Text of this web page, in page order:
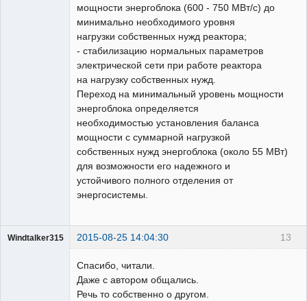
мощности энергоблока (600 - 750 МВт/с) до
минимально необходимого уровня
нагрузки собственных нужд реактора;
- стабилизацию нормальных параметров
электрической сети при работе реактора
на нагрузку собственных нужд.
Переход на минимальный уровень мощности
энергоблока определяется
необходимостью установления баланса
мощности с суммарной нагрузкой
собственных нужд энергоблока (около 55 МВт)
для возможности его надежного и
устойчивого полного отделения от
энергосистемы.
13
Windtalker315 2015-08-25 14:04:30
Спасибо, читали.
Даже с автором общались.
Речь то собственно о другом.